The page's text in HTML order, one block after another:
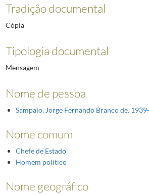
Tradição documental
Cópia
Tipologia documental
Mensagem
Nome de pessoa
Sampaio, Jorge Fernando Branco de.
Nome comum
Chefe de Estado
Homem político
Nome geográfico